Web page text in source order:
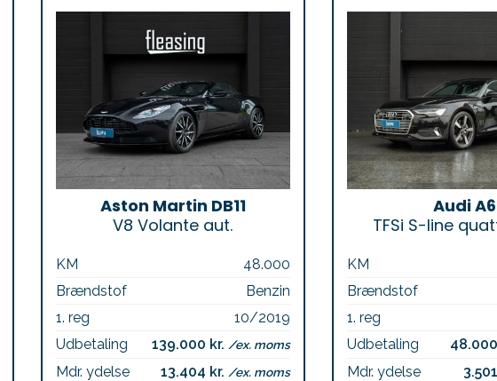
Aston Martin DB11
V8 Volante aut.
KM
48.000
Brændstof
Benzin
1. reg
10/2019
Udbetaling
139.000 kr. /ex. moms
Mdr. ydelse 13.404 kr. /ex. moms
Audi A6
TFSi S-line
KM
Brændstof
1. reg
Udbetaling
Mdr. ydelse